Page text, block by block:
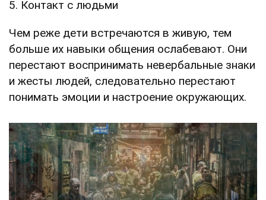
5. Контакт с людьми
Чем реже дети встречаются в живую, тем
больше их навыки общения ослабевают. Они
перестают воспринимать невербальные знаки
и жесты людей, следовательно перестают
понимать эмоции и настроение окружающих.